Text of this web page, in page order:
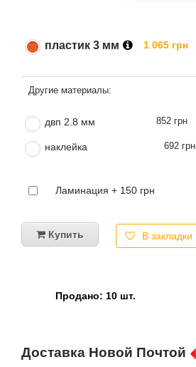
пластик 3 мм 1 065 грн
двп 2.8 мм 852 грн
наклейка 692 грн
Ламинация + 150 грн
Купить В закладки
Продано: 10 шт.
Доставка Новой Почтой